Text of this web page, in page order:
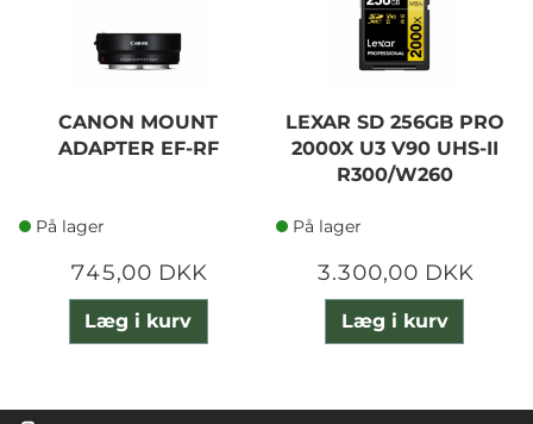
CANON MOUNT
ADAPTER EF-RF
På lager
745,00 DKK
Læg i kurv
LEXAR SD 256GB PRO
2000X U3 V90 UHS-II
R300/W260
På lager
3.300,00 DKK
Læg i kurv